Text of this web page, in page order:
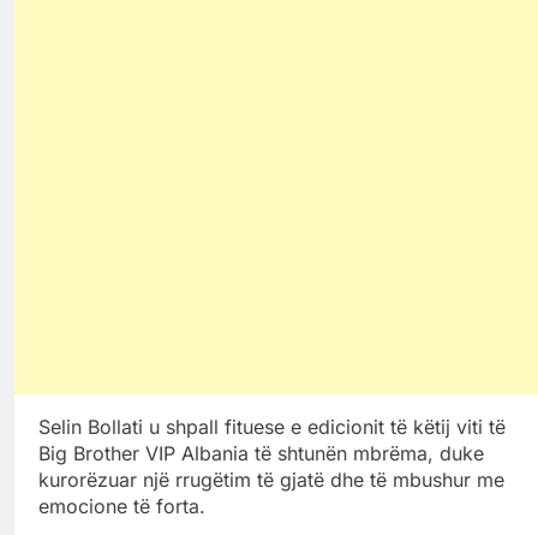
Selin Bollati u shpall fituese e edicionit të këtij viti të
Big Brother VIP Albania të shtunën mbrëma, duke
kurorëzuar një rrugëtim të gjatë dhe të mbushur me
emocione të forta.